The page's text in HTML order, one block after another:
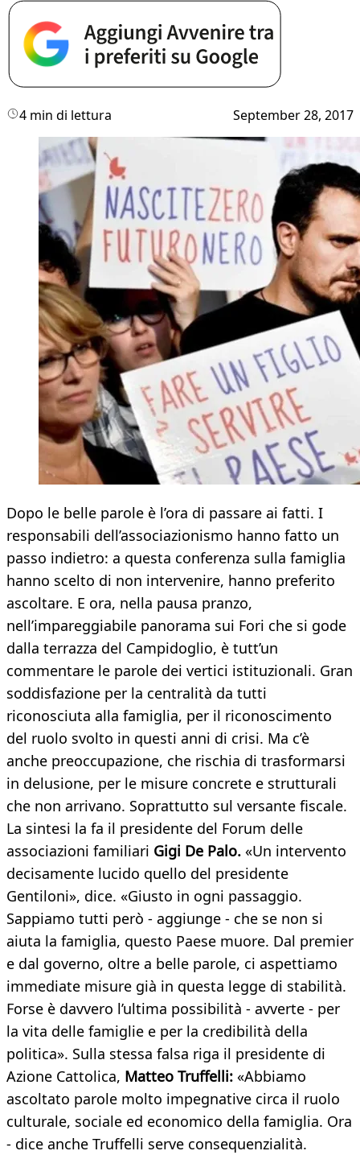
4 min di lettura September 28, 2017
Dopo le belle parole è l’ora di passare ai fatti. I
responsabili dell’associazionismo hanno fatto un
passo indietro: a questa conferenza sulla famiglia
hanno scelto di non intervenire, hanno preferito
ascoltare. E ora, nella pausa pranzo,
nell’impareggiabile panorama sui Fori che si gode
dalla terrazza del Campidoglio, è tutt’un
commentare le parole dei vertici istituzionali. Gran
soddisfazione per la centralità da tutti
riconosciuta alla famiglia, per il riconoscimento
del ruolo svolto in questi anni di crisi. Ma c’è
anche preoccupazione, che rischia di trasformarsi
in delusione, per le misure concrete e strutturali
che non arrivano. Soprattutto sul versante fiscale.
La sintesi la fa il presidente del Forum delle
associazioni familiari Gigi De Palo. «Un intervento
decisamente lucido quello del presidente
Gentiloni», dice. «Giusto in ogni passaggio.
Sappiamo tutti però - aggiunge - che se non si
aiuta la famiglia, questo Paese muore. Dal premier
e dal governo, oltre a belle parole, ci aspettiamo
immediate misure già in questa legge di stabilità.
Forse è davvero l’ultima possibilità - avverte - per
la vita delle famiglie e per la credibilità della
politica». Sulla stessa falsa riga il presidente di
Azione Cattolica, Matteo Truffelli: «Abbiamo
ascoltato parole molto impegnative circa il ruolo
culturale, sociale ed economico della famiglia. Ora
- dice anche Truffelli serve consequenzialità.